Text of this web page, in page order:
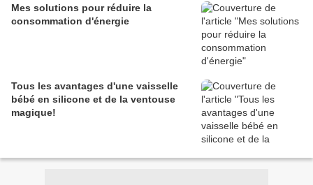
Mes solutions pour réduire la
consommation d'énergie
Tous les avantages d'une vaisselle
bébé en silicone et de la ventouse
magique!